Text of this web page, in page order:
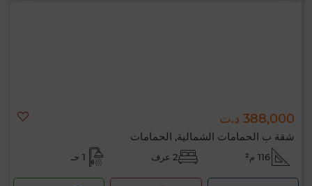
388,000 د.ت
شقة ب الحمامات الشمالية, الحمامات
116 م² 2 غرف 1 حـ